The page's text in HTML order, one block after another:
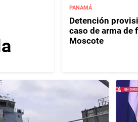
PANAMÁ
Detención
caso de arma de
Moscote